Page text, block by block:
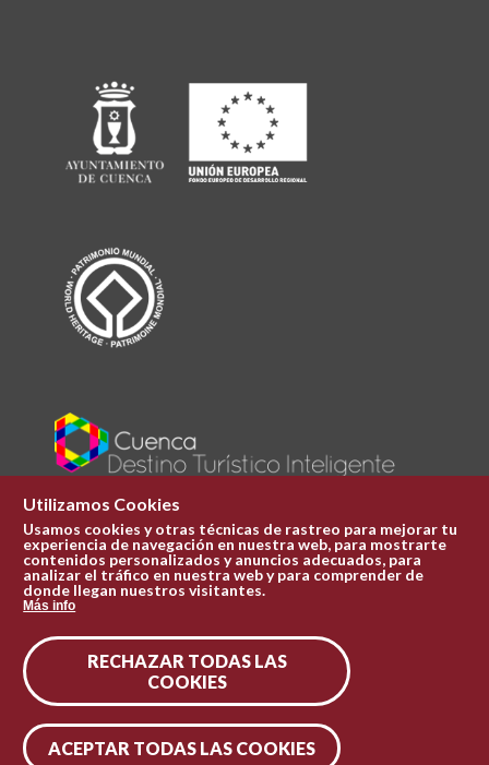
Plaza Mayor 1
969 241 051
ofi.turismo@cuenca.es
Síguenos en las redes
Utilizamos Cookies
Usamos cookies y otras técnicas de rastreo para mejorar tu
experiencia de navegación en nuestra web, para mostrarte
contenidos personalizados y anuncios adecuados, para
analizar el tráfico en nuestra web y para comprender de
donde llegan nuestros visitantes.
Más info
RECHAZAR TODAS LAS
COOKIES
ACEPTAR TODAS LAS COOKIES